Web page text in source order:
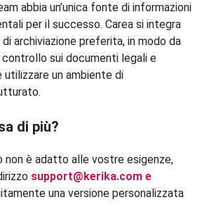
abbia un’unica fonte di informazioni
per il successo. Carea si integra
archiviazione preferita, in modo da
sui documenti legali e
utilizzare un ambiente di
di più?
non è adatto alle vostre esigenze,
support@kerika.com e
una versione personalizzata